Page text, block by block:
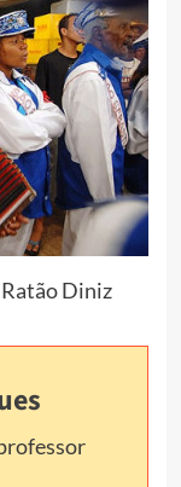
Diniz